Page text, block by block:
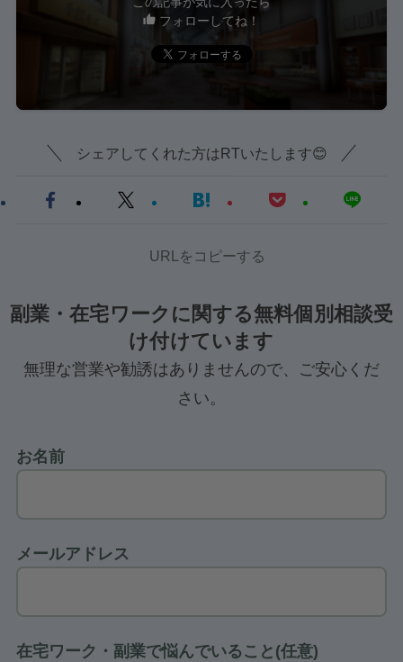
フォローしてね！
シェアしてくれた方はRTいたします😊
URLをコピーする
副業・在宅ワークに関する無料個別相談受
け付けています
無理な営業や勧誘はありませんので、ご安心くだ
さい。
お名前
メールアドレス
在宅ワーク・副業で悩んでいること(任意)